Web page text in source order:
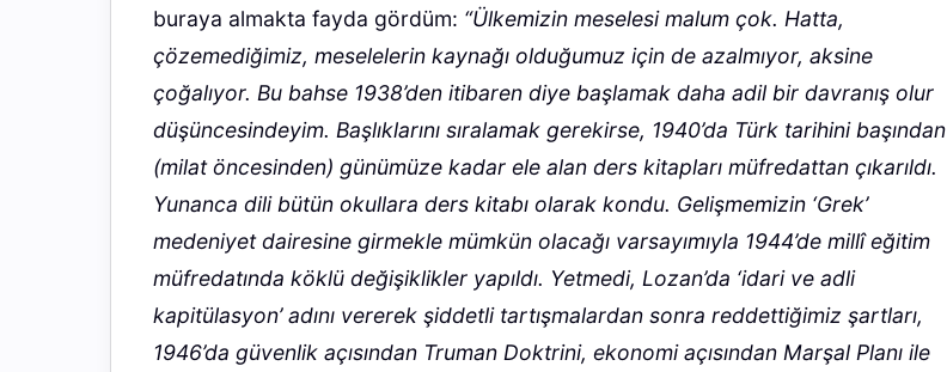
buraya almakta fayda gördüm: “Ülkemizin meselesi malum çok. Hatta,
çözemediğimiz, meselelerin kaynağı olduğumuz için de azalmıyor, aksine
çoğalıyor. Bu bahse 1938’den itibaren diye başlamak daha adil bir davranış olur
düşüncesindeyim. Başlıklarını sıralamak gerekirse, 1940’da Türk tarihini başından
(milat öncesinden) günümüze kadar ele alan ders kitapları müfredattan çıkarıldı.
Yunanca dili bütün okullara ders kitabı olarak kondu. Gelişmemizin ‘Grek’
medeniyet dairesine girmekle mümkün olacağı varsayımıyla 1944’de millî eğitim
müfredatında köklü değişiklikler yapıldı. Yetmedi, Lozan’da ‘idari ve adli
kapitülasyon’ adını vererek şiddetli tartışmalardan sonra reddettiğimiz şartları,
1946’da güvenlik açısından Truman Doktrini, ekonomi açısından Marşal Planı ile